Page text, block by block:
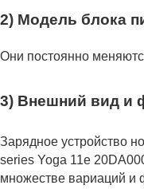
2) Модель блока
Они постоянно
3) Внешний вид и
Зарядное устройство
series Yoga 11e
множестве вариаций и